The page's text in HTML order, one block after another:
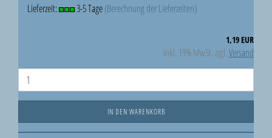
Lieferzeit: 3-5 Tage(Berechnung der Lieferzeiten)
1,19 EUR
inkl. 19% MwSt. zzgl.Versand
IN DEN WARENKORB